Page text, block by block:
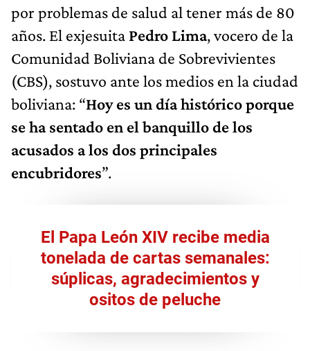
por problemas de salud al tener más de 80
años. El exjesuita Pedro Lima, vocero de la
Comunidad Boliviana de Sobrevivientes
(CBS), sostuvo ante los medios en la ciudad
boliviana: “Hoy es un día histórico porque
se ha sentado en el banquillo de los
acusados a los dos principales
encubridores”.
El Papa León XIV recibe media
tonelada de cartas semanales:
súplicas, agradecimientos y
ositos de peluche